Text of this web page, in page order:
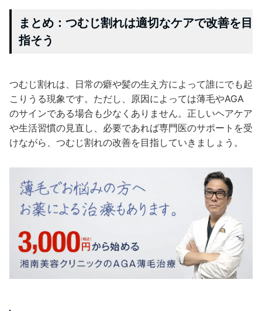
まとめ：つむじ割れは適切なケアで改善を目
指そう
つむじ割れは、日常の癖や髪の生え方によって誰にでも起
こりうる現象です。ただし、原因によっては薄毛やAGA
のサインである場合も少なくありません。正しいヘアケア
や生活習慣の見直し、必要であれば専門医のサポートを受
けながら、つむじ割れの改善を目指していきましょう。